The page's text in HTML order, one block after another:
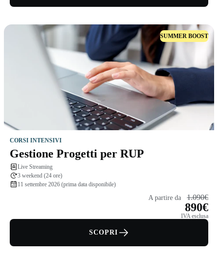
SUMMER BOOST
CORSI INTENSIVI
Gestione Progetti per RUP
Live Streaming
3 weekend (24 ore)
11 settembre 2026 (prima data disponibile)
A partire da 1.090€
890€
IVA esclusa
SCOPRI